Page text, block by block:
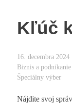
Kľúč
16. decembra 2024
Biznis a podnikanie
Špeciálny výber
Nájdite svoj